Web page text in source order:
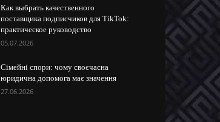
Как выбрать качественного
поставщика подписчиков для TikTok:
практическое руководство
05.07.2026
Сімейні спори: чому своєчасна
юридична допомога має значення
27.06.2026